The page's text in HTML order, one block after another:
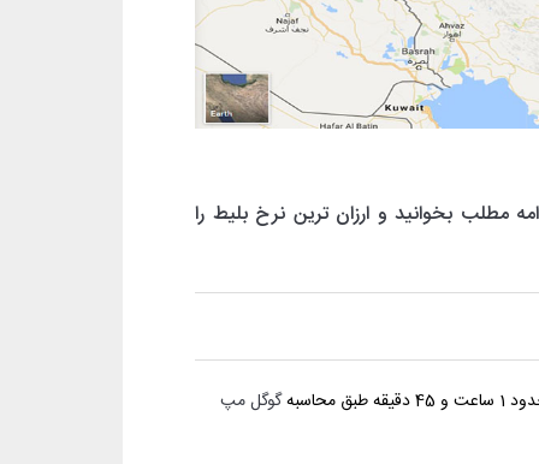
مطلب بخوانید و ارزان ترین نرخ بلیط را
گوگل مپ